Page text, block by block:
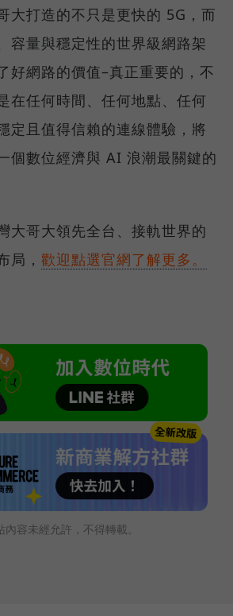
大打造的不只是更快的 5G，而
容量與穩定性的世界級網路架
好網路的價值–真正重要的，不
在任何時間、任何地點、任何
定且值得信賴的連線體驗，將
個數位經濟與 AI 浪潮最關鍵的
大哥大領先全台、接軌世界的
局， 歡迎點選官網了解更多。
內容未經允許，不得轉載。